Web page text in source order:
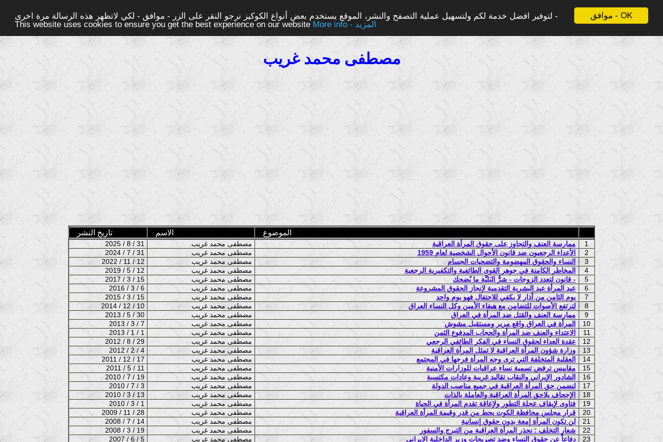
موافق - OK
لتوفير افضل خدمة لكم ولتسهيل عملية التصفح والنشر، الموقع يستخدم بعض أنواع الكوكيز نرجو النقر على الزر - موافق - لكي لاتظهر هذه الرسالة مرة اخرى -
This website uses cookies to ensure you get the best experience on our website
More info - المزيد
مصطفى محمد غريب
تاريخ النشر الاسم الموضوع
2025 / 8 / 31 ممارسة العنف والتجاوز على حقوق المرأة العراقية
1
2024 / 7 / 31
الأعداء الرجعيون ضد قانون الأحوال الشخصية لعام 1959
2
2022 / 11 / 12
النساء والحقوق المهضومة والتضحيات الجسام
3
2019 / 5 / 12
المخاطر الكامنة في جوهر القوى الطائفية والتكفيرية الرجعية
4
2017 / 3 / 15
قانون لتعدد الزوجات - شرُّ البَليَّة ما يُضحك -
5
2016 / 3 / 6
عيد المرأة عيد البشرية التقدمية لإنجاز الحقوق المشروعة
6
2015 / 3 / 15
يوم الثامن من آذار لا يكفي للاحتفال فهو يوم واحد
7
2014 / 12 / 10
لترتفع الأصوات للتضامن مع هيفاء الأمين وكل النساء العراق
8
2013 / 5 / 30
ممارسة العنف والقتل ضد المرأة في العراق
9
2013 / 3 / 7
المرأة في العراق واقع مرير ومستقبل مشوش
10
2013 / 1 / 1
الاعتداء والعنف ضد المرأة والحجاب المدفوع الثمن
11
2012 / 8 / 29
عقدة العداء لحقوق النساء في الفكر الطائفي الرجعي
12
2012 / 2 / 4
وزارة شؤون المرأة العراقية لا تمثل المرأة العراقية
13
2011 / 12 / 17
العقلية المتخلفة التي ترى وجه المرأة فرجها في المجتمع
14
2011 / 5 / 11
مقاييس ترفض تسمية نساء عراقيات للوزارات الأمنية
15
2010 / 7 / 19
الشادور الإيراني والنقاب تقاليد غريبة وعادات مكتسبة
16
2010 / 7 / 3
لنضمن حق المرأة العراقية في جميع مناصب الدولة
17
2010 / 3 / 13
الإجحاف يلاحق المرأة العراقية والعاملة بالذات
18
2010 / 3 / 1
فتاوى لإيقاف عجلة التطور ولإعاقة تقدم المرأة في الحياة
19
2009 / 11 / 28
قرار مجلس محافظة الكوت يحط من قدر وقيمة المرأة العراقية
20
2008 / 7 / 14
لن تكون المرأة إمعة بدون حقوق إنسانية
21
2008 / 3 / 19
شعار التخلف : نحذر المرأة العراقية من التبرج والسفور
22
2007 / 6 / 5
دفاعاً عن حقوق النساء وضد تصريحات وزير الداخلية الإيراني 23